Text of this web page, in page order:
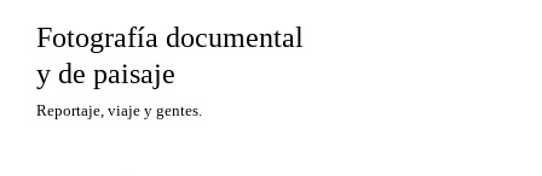
Fotografía documental
y de paisaje
Reportaje, viaje y gentes.